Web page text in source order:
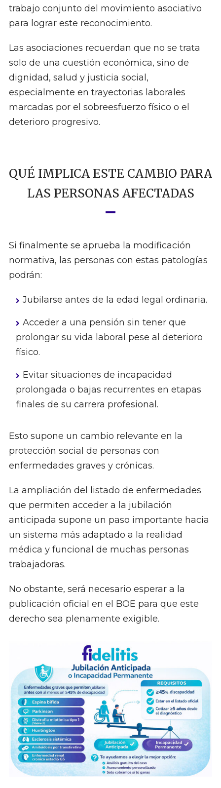
trabajo conjunto del movimiento asociativo
para lograr este reconocimiento.
Las asociaciones recuerdan que no se trata
solo de una cuestión económica, sino de
dignidad, salud y justicia social,
especialmente en trayectorias laborales
marcadas por el sobreesfuerzo físico o el
deterioro progresivo.
QUÉ IMPLICA ESTE CAMBIO PARA
LAS PERSONAS AFECTADAS
Si finalmente se aprueba la modificación
normativa, las personas con estas patologías
podrán:
Jubilarse antes de la edad legal ordinaria.
Acceder a una pensión sin tener que
prolongar su vida laboral pese al deterioro
físico.
Evitar situaciones de incapacidad
prolongada o bajas recurrentes en etapas
finales de su carrera profesional.
Esto supone un cambio relevante en la
protección social de personas con
enfermedades graves y crónicas.
La ampliación del listado de enfermedades
que permiten acceder a la jubilación
anticipada supone un paso importante hacia
un sistema más adaptado a la realidad
médica y funcional de muchas personas
trabajadoras.
No obstante, será necesario esperar a la
publicación oficial en el BOE para que este
derecho sea plenamente exigible.